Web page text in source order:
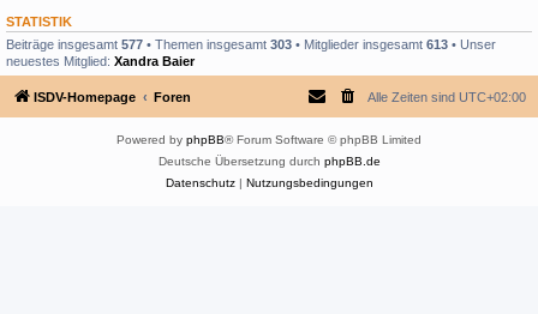
STATISTIK
Beiträge insgesamt 577 • Themen insgesamt 303 • Mitglieder insgesamt 613 • Unser
neuestes Mitglied: Xandra Baier
ISDV-Homepage Foren Alle Zeiten sind UTC+02:00
Powered by phpBB® Forum Software © phpBB Limited
Deutsche Übersetzung durch phpBB.de
Datenschutz| Nutzungsbedingungen